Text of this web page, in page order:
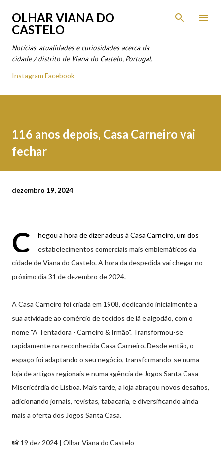
Avançar para o conteúdo principal
OLHAR VIANA DO
CASTELO
Notícias, atualidades e curiosidades acerca da
cidade / distrito de Viana do Castelo, Portugal.
Instagram Facebook
116 anos depois, Casa Carneiro vai
fechar
dezembro 19, 2024
C
hegou a hora de dizer adeus à Casa Carneiro, um dos
estabelecimentos comerciais mais emblemáticos da
cidade de Viana do Castelo. A hora da despedida vai chegar no
próximo dia 31 de dezembro de 2024.
A Casa Carneiro foi criada em 1908, dedicando inicialmente a
sua atividade ao comércio de tecidos de lã e algodão, com o
nome "A Tentadora - Carneiro & Irmão". Transformou-se
rapidamente na reconhecida Casa Carneiro. Desde então, o
espaço foi adaptando o seu negócio, transformando-se numa
loja de artigos regionais e numa agência de Jogos Santa Casa
Misericórdia de Lisboa. Mais tarde, a loja abraçou novos desafios,
adicionando jornais, revistas, tabacaria, e diversificando ainda
mais a oferta dos Jogos Santa Casa.
📸 19 dez 2024 | Olhar Viana do Castelo